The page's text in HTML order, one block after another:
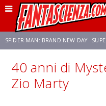
SPIDER-MAN: BRAND NEW DAY
FRANCO RICCIARDIELLO ZENDAYA
40 anni di
Zio Marty